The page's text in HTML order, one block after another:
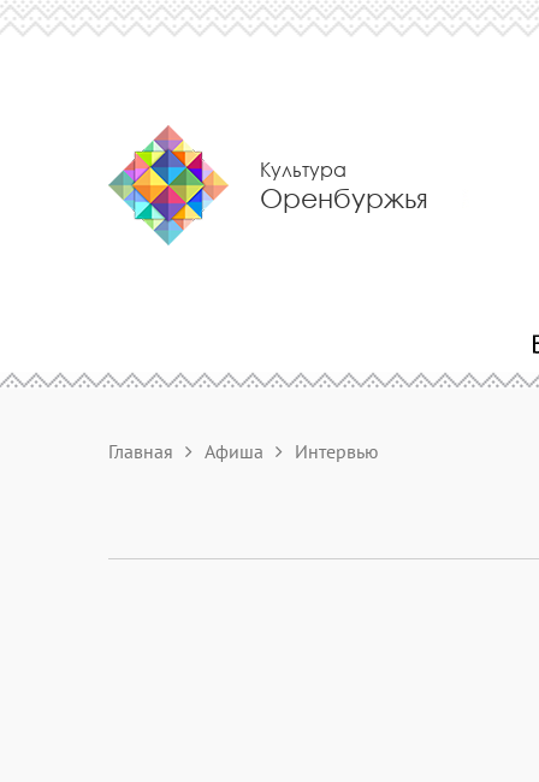
Культура
Оренбуржья
Главная Афиша Интервью